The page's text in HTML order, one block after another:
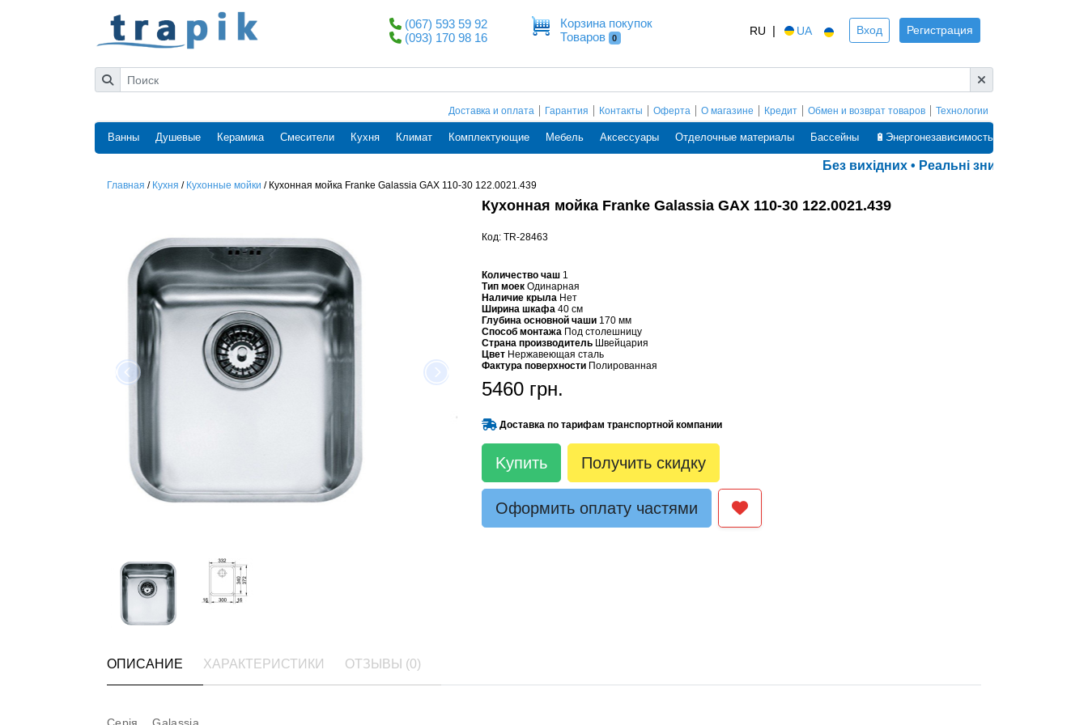
(067) 593 59 92
(093) 170 98 16
Корзина покупок
Товаров
0
RU | UA Вход Регистрация
Доставка и оплата Гарантия Контакты Оферта О магазине Кредит Обмен и возврат товаров Технологии
Ванны Душевые Керамика Смесители Кухня Климат Комплектующие Мебель Аксессуары Отделочные материалы Бассейны 🔋Энергонезависимость
Без вихідних • Реальні знижки • Оплата
Главная / Кухня / Кухонные мойки / Кухонная мойка Franke Galassia GAX 110-30 122.0021.439
Кухонная мойка Franke Galassia GAX 110-30 122.0021.439
Код: TR-28463
Количество чаш 1
Тип моек Одинарная
Наличие крыла Нет
Ширина шкафа 40 см
Глубина основной чаши 170 мм
Способ монтажа Под столешницу
Страна производитель Швейцария
Цвет Нержавеющая сталь
Фактура поверхности Полированная
5460 грн.
Доставка по тарифам транспортной компании
Kупить Получить скидку
Оформить оплату частями
ОПИСАНИЕ ХАРАКТЕРИСТИКИ ОТЗЫВЫ (0)